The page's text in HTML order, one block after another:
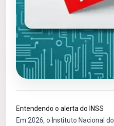
Entendendo o alerta do INSS
Em 2026, o Instituto Nacional